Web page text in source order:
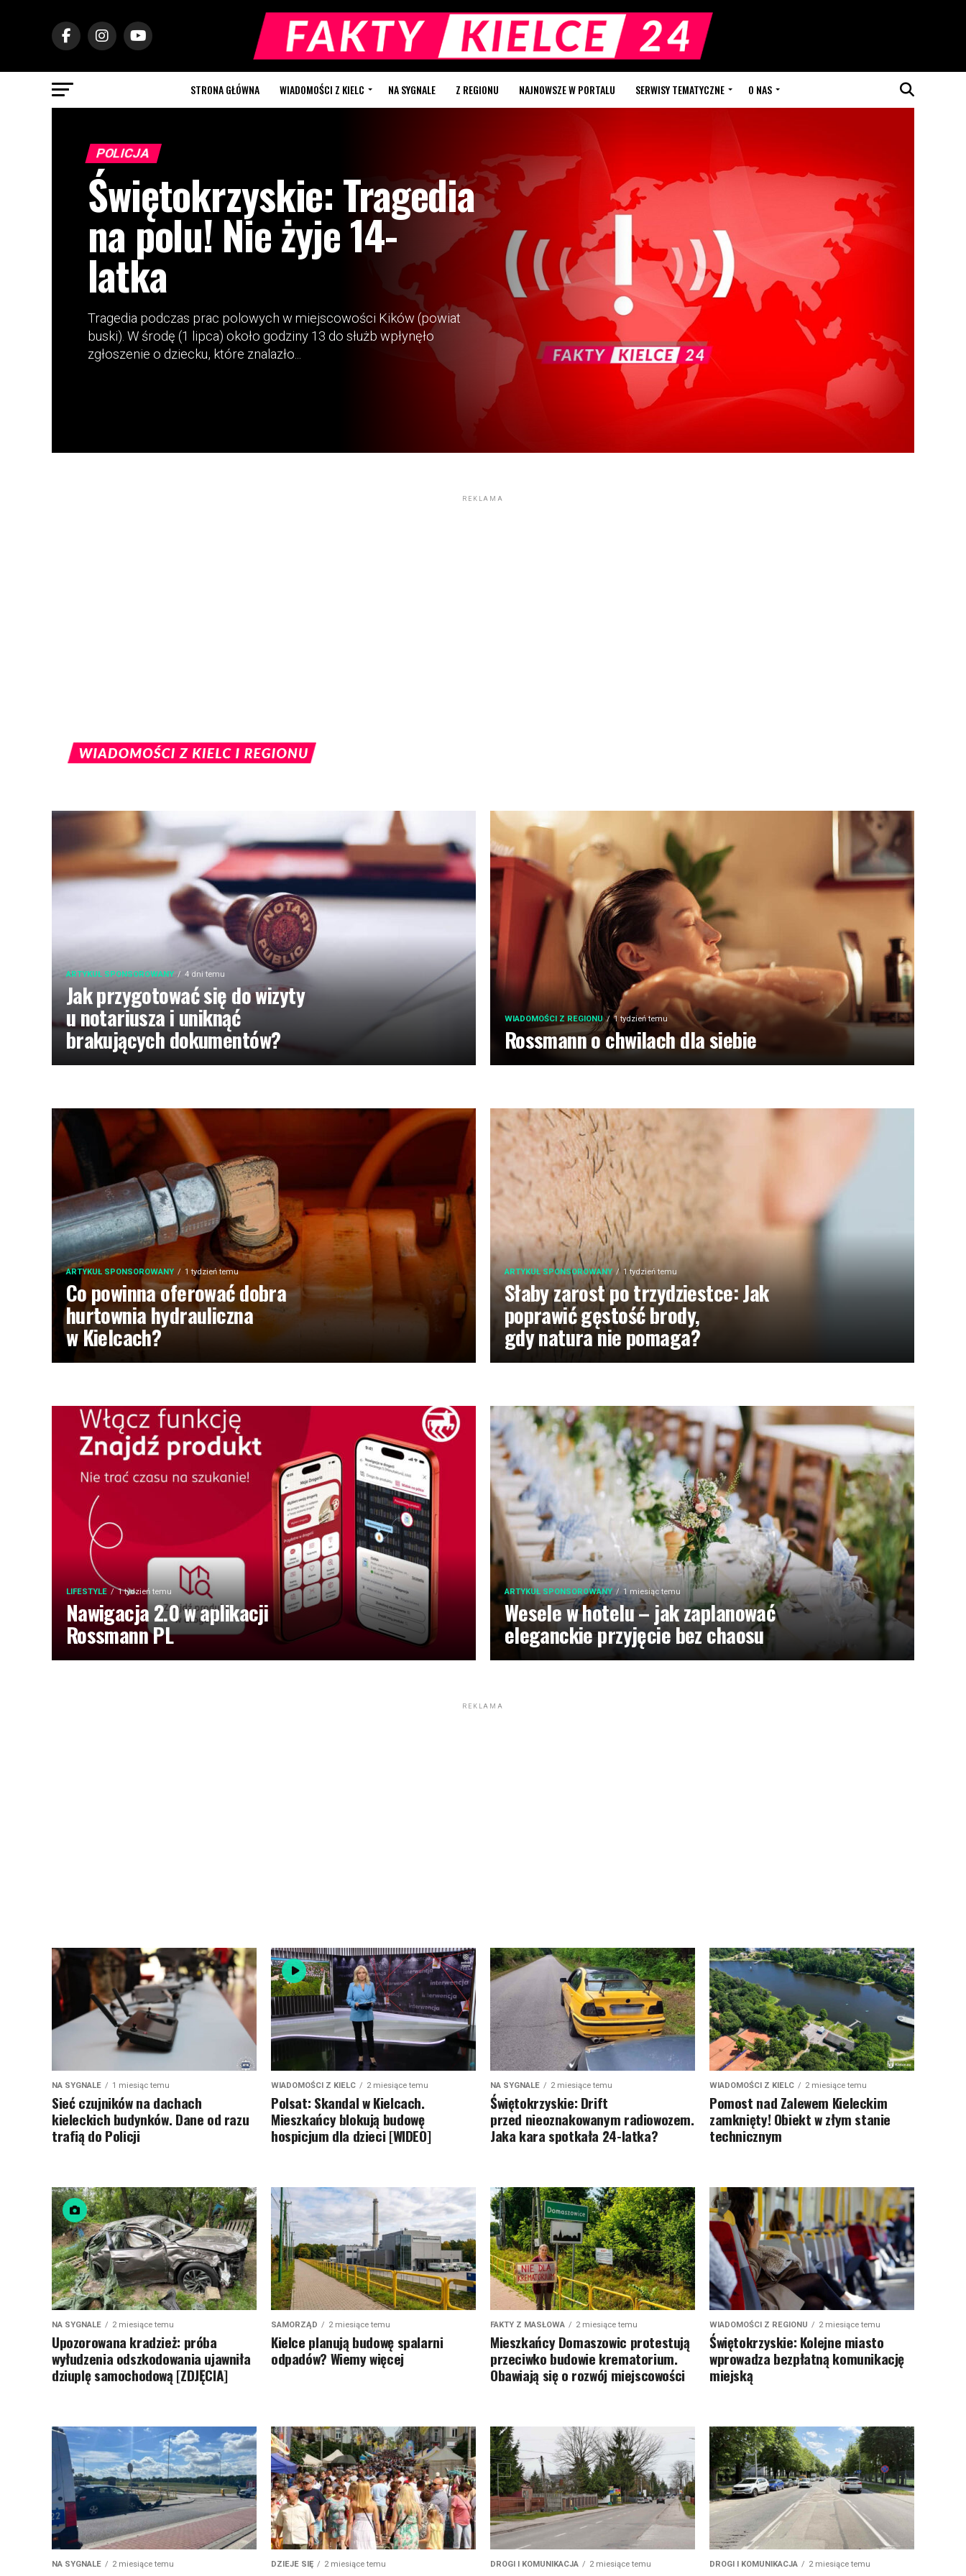
STRONA GŁÓWNA WIADOMOŚCI Z KIELC NA SYGNALE Z REGIONU NAJNOWSZE W PORTALU SERWISY TEMATYCZNE O NAS
POLICJA
Świętokrzyskie: Tragedia
na polu! Nie żyje 14-
latka
Tragedia podczas prac polowych w miejscowości Kików (powiat
buski). W środę (1 lipca) około godziny 13 do służb wpłynęło
zgłoszenie o dziecku, które znalazło...
REKLAMA
ARTYKUŁ SPONSOROWANY 4 dni temu
Jak przygotować się do wizyty
u notariusza i uniknąć
brakujących dokumentów?
WIADOMOŚCI Z REGIONU 1 tydzień temu
Rossmann o chwilach dla siebie
ARTYKUŁ SPONSOROWANY 1 tydzień temu
Co powinna oferować dobra
hurtownia hydrauliczna
w Kielcach?
ARTYKUŁ SPONSOROWANY 1 tydzień temu
Słaby zarost po trzydziestce: Jak
poprawić gęstość brody,
gdy natura nie pomaga?
LIFESTYLE 1 tydzień temu
Nawigacja 2.0 w aplikacji
Rossmann PL
ARTYKUŁ SPONSOROWANY 1 miesiąc temu
Wesele w hotelu – jak zaplanować
eleganckie przyjęcie bez chaosu
REKLAMA
NA SYGNALE 1 miesiąc temu
Sieć czujników na dachach
kieleckich budynków. Dane od razu
trafią do Policji
WIADOMOŚCI Z KIELC 2 miesiące temu
Polsat: Skandal w Kielcach.
Mieszkańcy blokują budowę
hospicjum dla dzieci [WIDEO]
NA SYGNALE 2 miesiące temu
Świętokrzyskie: Drift
przed nieoznakowanym radiowozem.
Jaka kara spotkała 24-latka?
WIADOMOŚCI Z KIELC 2 miesiące temu
Pomost nad Zalewem Kieleckim
zamknięty! Obiekt w złym stanie
technicznym
NA SYGNALE 2 miesiące temu
Upozorowana kradzież: próba
wyłudzenia odszkodowania ujawniła
dziuplę samochodową [ZDJĘCIA]
SAMORZĄD 2 miesiące temu
Kielce planują budowę spalarni
odpadów? Wiemy więcej
FAKTY Z MASŁOWA 2 miesiące temu
Mieszkańcy Domaszowic protestują
przeciwko budowie krematorium.
Obawiają się o rozwój miejscowości
WIADOMOŚCI Z REGIONU 2 miesiące temu
Świętokrzyskie: Kolejne miasto
wprowadza bezpłatną komunikację
miejską
NA SYGNALE 2 miesiące temu DZIEJE SIĘ 2 miesiące temu DROGI I KOMUNIKACJA 2 miesiące temu DROGI I KOMUNIKACJA 2 miesiące temu